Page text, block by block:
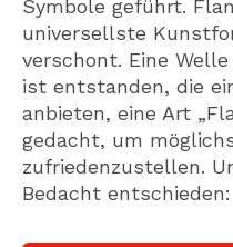
Symbole geführt.
universellste
verschont. Eine
ist entstanden, die
anbieten, eine Art
gedacht, um
zufriedenzustellen.
Bedacht